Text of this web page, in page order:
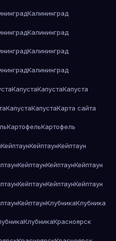
Калининград
Калининград
Калининград
Калининград
КапустаКапустаКапуста
КапустаКапустаКарта сайта
КартофельКартофель
КейптаунКейптаунКейптаун
КейптаунКейптаунКейптаун
КейптаунКейптаунКейптаун
КейптаунКлубникаКлубника
КлубникаКрасноярск